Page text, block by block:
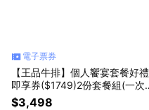
電子票券
【王品牛排】個人饗宴套餐好禮
即享券($1749)2份套餐組(一次
抵用)(限內用)
$3,498